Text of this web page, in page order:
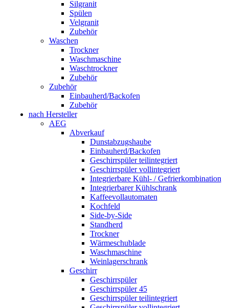
Silgranit
Spülen
Velgranit
Zubehör
Waschen
Trockner
Waschmaschine
Waschtrockner
Zubehör
Zubehör
Einbauherd/Backofen
Zubehör
nach Hersteller
AEG
Abverkauf
Dunstabzugshaube
Einbauherd/Backofen
Geschirrspüler teilintegriert
Geschirrspüler vollintegriert
Integrierbare Kühl- / Gefrierkombination
Integrierbarer Kühlschrank
Kaffeevollautomaten
Kochfeld
Side-by-Side
Standherd
Trockner
Wärmeschublade
Waschmaschine
Weinlagerschrank
Geschirr
Geschirrspüler
Geschirrspüler 45
Geschirrspüler teilintegriert